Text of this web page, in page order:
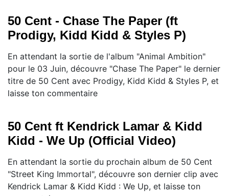
50 Cent - Chase The Paper (ft
Prodigy, Kidd Kidd & Styles P)
En attendant la sortie de l'album "Animal Ambition"
pour le 03 Juin, découvre "Chase The Paper" le dernier
titre de 50 Cent avec Prodigy, Kidd Kidd & Styles P, et
laisse ton commentaire
50 Cent ft Kendrick Lamar & Kidd
Kidd - We Up (Official Video)
En attendant la sortie du prochain album de 50 Cent
"Street King Immortal", découvre son dernier clip avec
Kendrick Lamar & Kidd Kidd : We Up, et laisse ton